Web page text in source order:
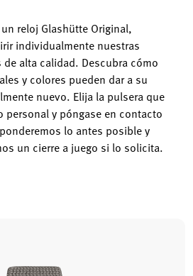
reloj Glashütte Original,
individualmente nuestras
de alta calidad. Descubra cómo
y colores pueden dar a su
nuevo. Elija la pulsera que
personal y póngase en contacto
lo antes posible y
un cierre a juego si lo solicita.